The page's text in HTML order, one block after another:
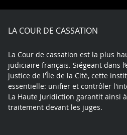
X
Facebook
LA COUR DE CASSATION
La Cour de cassation est la plus
judiciaire français. Siégeant dans
justice de l'Île de la Cité, cette
essentielle: unifier et contrôler
La Haute Juridiction garantit ainsi
traitement devant les juges.